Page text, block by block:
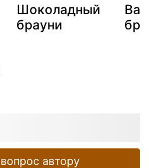
Шоколадный
брауни
автору